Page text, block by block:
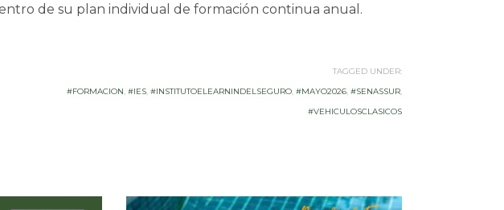
de su plan individual de formación continua anual.
TAGGED UNDER:
#FORMACION, #IES, #INSTITUTOELEARNINDELSEGURO, #MAYO2026, #SENASSUR,
#VEHICULOSCLASICOS